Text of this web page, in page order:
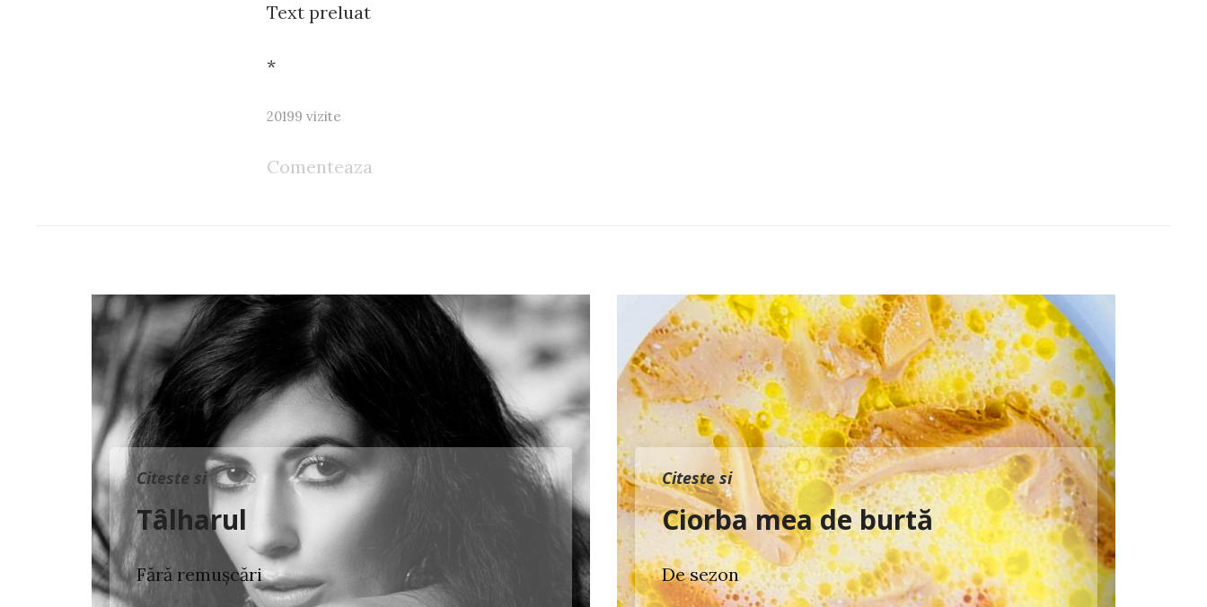
Text preluat
*
20199 vizite
Comenteaza
Citeste si
Tâlharul
Fără remușcări
Citeste si
Ciorba mea de burtă
De sezon